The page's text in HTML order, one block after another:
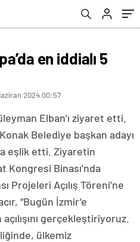
en iddialı 5
2024 00:57
Elban’ı ziyaret etti.
Belediye başkan adayı
eşlik etti. Ziyaretin
Kongresi Binası’nda
Projeleri Açılış Töreni’ne
“Bugün İzmir’e
açılışını gerçekleştiriyoruz.
ülkemiz